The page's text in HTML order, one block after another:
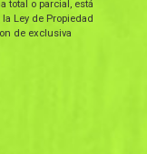
total o parcial, está
Ley de Propiedad
de exclusiva